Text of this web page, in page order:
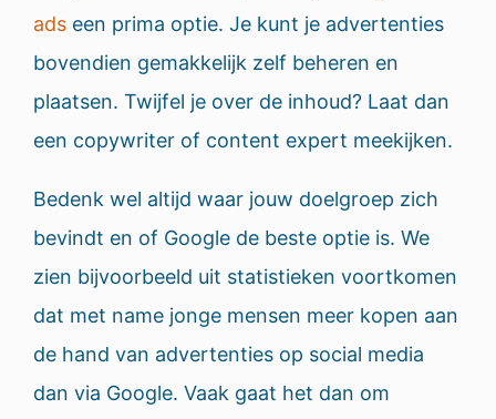
ads een prima optie. Je kunt je advertenties
bovendien gemakkelijk zelf beheren en
plaatsen. Twijfel je over de inhoud? Laat dan
een copywriter of content expert meekijken.
Bedenk wel altijd waar jouw doelgroep zich
bevindt en of Google de beste optie is. We
zien bijvoorbeeld uit statistieken voortkomen
dat met name jonge mensen meer kopen aan
de hand van advertenties op social media
dan via Google. Vaak gaat het dan om